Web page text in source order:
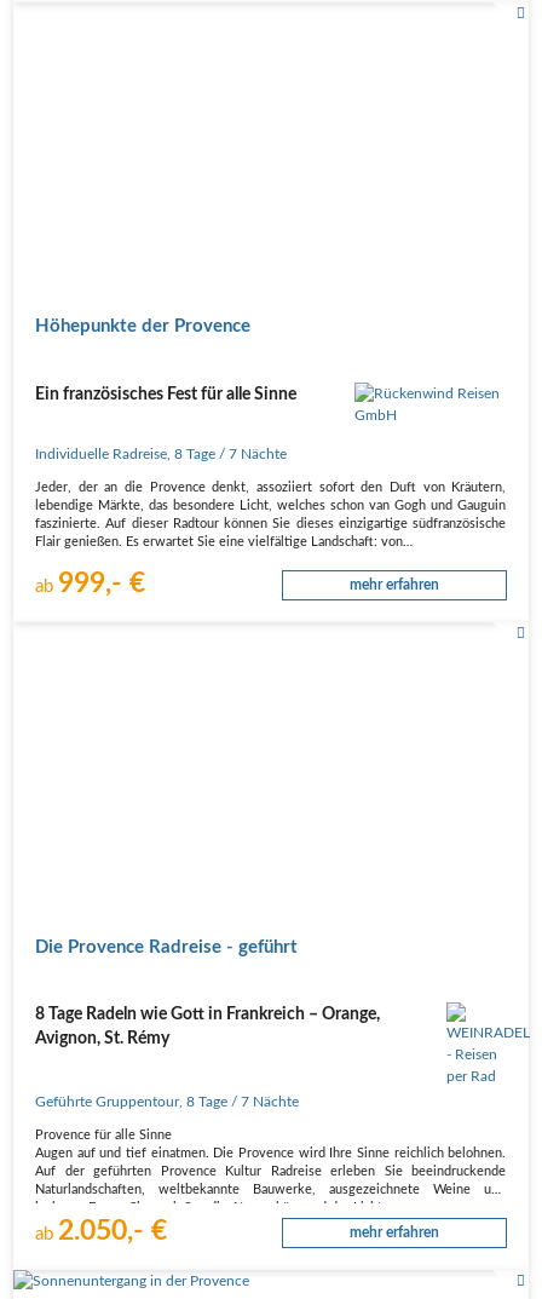
Höhepunkte der Provence
Ein französisches Fest für alle Sinne
Individuelle Radreise ,8 Tage / 7 Nächte
Jeder, der an die Provence denkt, assoziiert sofort den Duft von Kräutern,
lebendige Märkte, das besondere Licht, welches schon van Gogh und Gauguin
faszinierte. Auf dieser Radtour können Sie dieses einzigartige südfranzösische
Flair genießen. Es erwartet Sie eine vielfältige Landschaft: von…
ab 999,- € mehr erfahren
Die Provence Radreise - geführt
8 Tage Radeln wie Gott in Frankreich – Orange,
Avignon, St. Rémy
Geführte Gruppentour,8 Tage / 7 Nächte
Provence für alle Sinne
Augen auf und tief einatmen. Die Provence wird Ihre Sinne reichlich belohnen.
Auf der geführten Provence Kultur Radreise erleben Sie beeindruckende
Naturlandschaften, weltbekannte Bauwerke, ausgezeichnete Weine und
ab 2.050,- € mehr erfahren